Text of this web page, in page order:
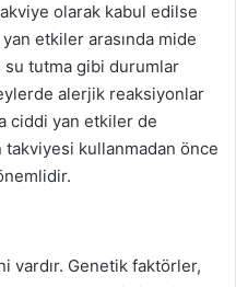
olarak kabul edilse
etkiler arasında mide
su tutma gibi durumlar
alerjik reaksiyonlar
ciddi yan etkiler de
kullanmadan önce
vardır. Genetik faktörler,